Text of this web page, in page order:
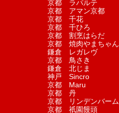
京都 ラパルテ
京都 アマン京都
京都 千花
京都 千ひろ
京都 割烹はらだ
京都 焼肉やまちゃん
鎌倉 レガレヴ
京都 鳥さき
鎌倉 北じま
神戸 Sincro
京都 Maru
京都 丹
京都 リンデンバーム
京都 祇園饅頭